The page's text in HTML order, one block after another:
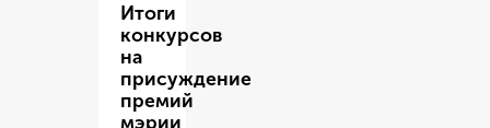
Итоги
конкурсов
на
присуждение
премий
мэрии